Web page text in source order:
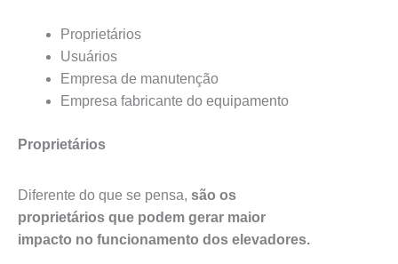
Proprietários
Usuários
Empresa de manutenção
Empresa fabricante do equipamento
Proprietários
Diferente do que se pensa, são os
proprietários que podem gerar maior
impacto no funcionamento dos elevadores.